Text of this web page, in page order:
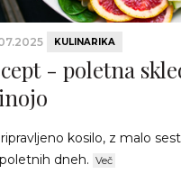
KULINARIKA
- poletna
kosilo, z malo
dneh. Več